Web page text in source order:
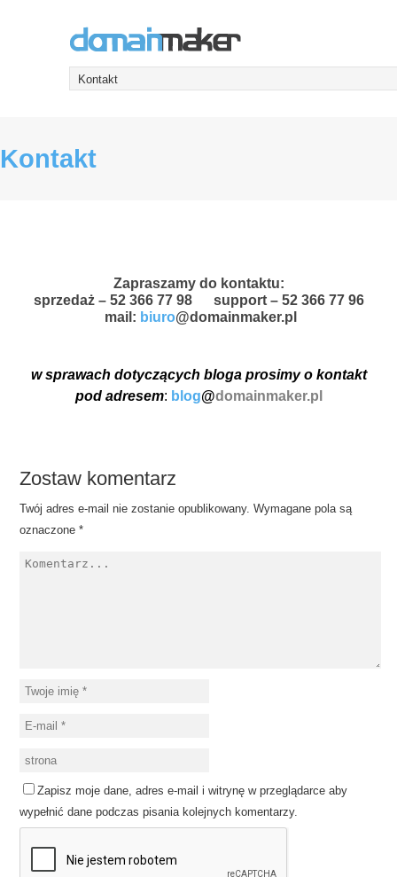
Kontakt
Zapraszamy do kontaktu:
sprzedaż – 52 366 77 98 support – 52 366 77 96
mail: biuro@domainmaker.pl
w sprawach dotyczących bloga prosimy o kontakt
pod adresem: blog@domainmaker.pl
Zostaw komentarz
Twój adres e-mail nie zostanie opublikowany. Wymagane pola są
oznaczone*
Zapisz moje dane, adres e-mail i witrynę w przeglądarce aby
wypełnić dane podczas pisania kolejnych komentarzy.